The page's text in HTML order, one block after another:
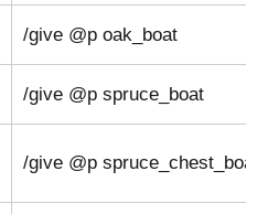
/give @p oak_boat
/give @p spruce_boat
/give @p spruce_chest_boat